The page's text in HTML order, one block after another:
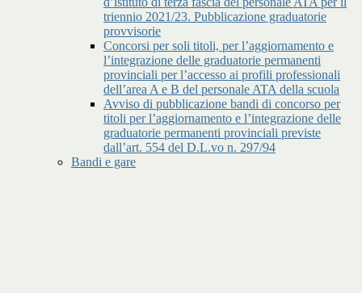
triennio 2021/23. Pubblicazione graduatorie
provvisorie
Concorsi per soli titoli, per l’aggiornamento e
l’integrazione delle graduatorie permanenti
provinciali per l’accesso ai profili professionali
dell’area A e B del personale ATA della scuola
Avviso di pubblicazione bandi di concorso per
titoli per l’aggiornamento e l’integrazione delle
graduatorie permanenti provinciali previste
dall’art. 554 del D.L.vo n. 297/94
Bandi e gare